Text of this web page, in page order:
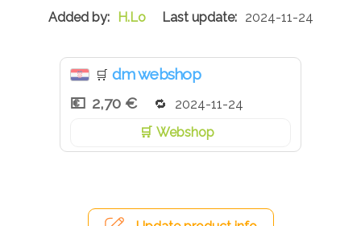
H.Lo 2024-11-24
🛒 dm webshop
2,70 €
2024-11-24
Webshop